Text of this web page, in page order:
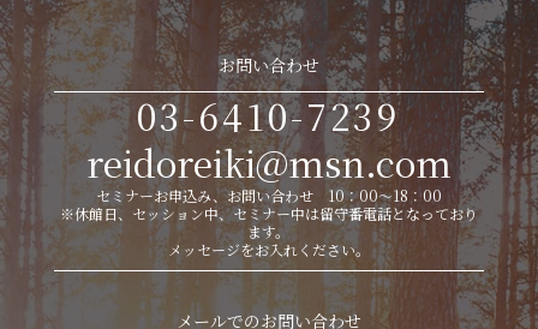
お問い合わせ
03-6410-7239
reidoreiki@msn.com
セミナーお申込み、お問い合わせ 10：00～18：00
※休館日、セッション中、セミナー中は留守番電話となっており
ます。
メッセージをお入れください。
メールでのお問い合わせ